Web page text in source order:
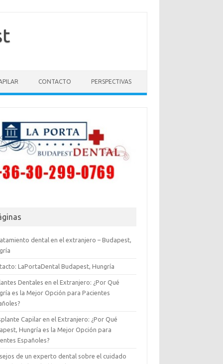
CONTACTO PERSPECTIVAS
dental en el extranjero – Budapest,
LaPortaDental Budapest, Hungría
Dentales en el Extranjero: ¿Por Qué
es la Mejor Opción para Pacientes
Capilar en el Extranjero: ¿Por Qué
Hungría es la Mejor Opción para
Españoles?
de un experto dental sobre el cuidado